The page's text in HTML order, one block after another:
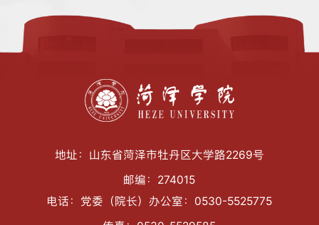
地址：山东省菏泽市牡丹区大学路2269号
邮编：274015
电话：党委（院长）办公室：0530-5525775